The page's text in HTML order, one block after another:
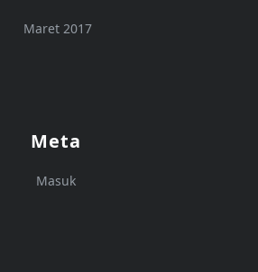
Maret 2017
Meta
Masuk